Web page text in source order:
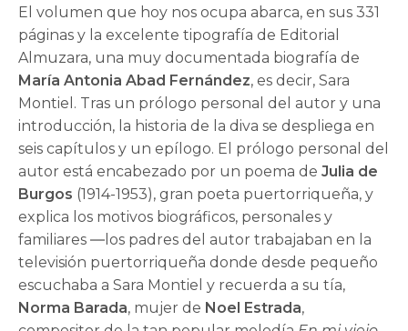
El volumen que hoy nos ocupa abarca, en sus 331
páginas y la excelente tipografía de Editorial
Almuzara, una muy documentada biografía de
María Antonia Abad Fernández, es decir, Sara
Montiel. Tras un prólogo personal del autor y una
introducción, la historia de la diva se despliega en
seis capítulos y un epílogo. El prólogo personal del
autor está encabezado por un poema deJulia de
Burgos (1914-1953), gran poeta puertorriqueña, y
explica los motivos biográficos, personales y
familiares ―los padres del autor trabajaban en la
televisión puertorriqueña donde desde pequeño
escuchaba a Sara Montiel y recuerda a su tía,
Norma Barada, mujer de Noel Estrada,